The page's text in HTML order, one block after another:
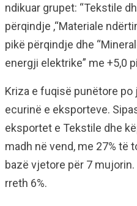
ndikuar grupet: “Tekstile
përqindje ,“Materiale
pikë përqindje dhe
energji elektrike” me +5,0
Kriza e fuqisë punëtore
ecurinë e eksporteve.
eksportet e Tekstile dhe
madh në vend, me 27% të
bazë vjetore për 7
rreth 6%.